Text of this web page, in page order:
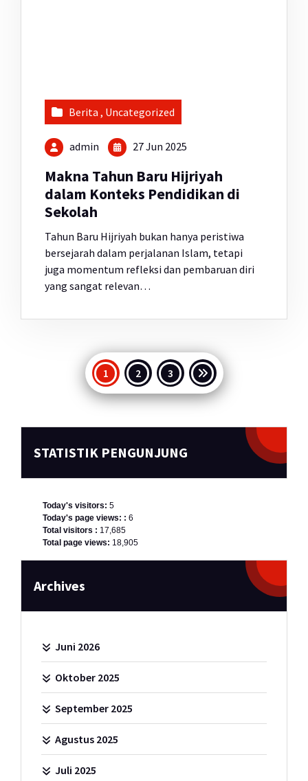
Berita , Uncategorized
admin 27 Jun 2025
Makna Tahun Baru Hijriyah
dalam Konteks Pendidikan di
Sekolah
Tahun Baru Hijriyah bukan hanya peristiwa
bersejarah dalam perjalanan Islam, tetapi
juga momentum refleksi dan pembaruan diri
yang sangat relevan…
Paginasi
pos
1 2 3
STATISTIK PENGUNJUNG
Today's visitors: 5
Today's page views: : 6
Total visitors : 17,685
Total page views: 18,905
Archives
Juni 2026
Oktober 2025
September 2025
Agustus 2025
Juli 2025